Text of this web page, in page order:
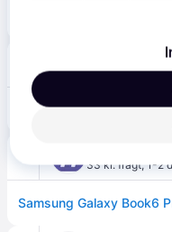
(165)
Fri fragt,1-2
33 kr. fragt,1-2